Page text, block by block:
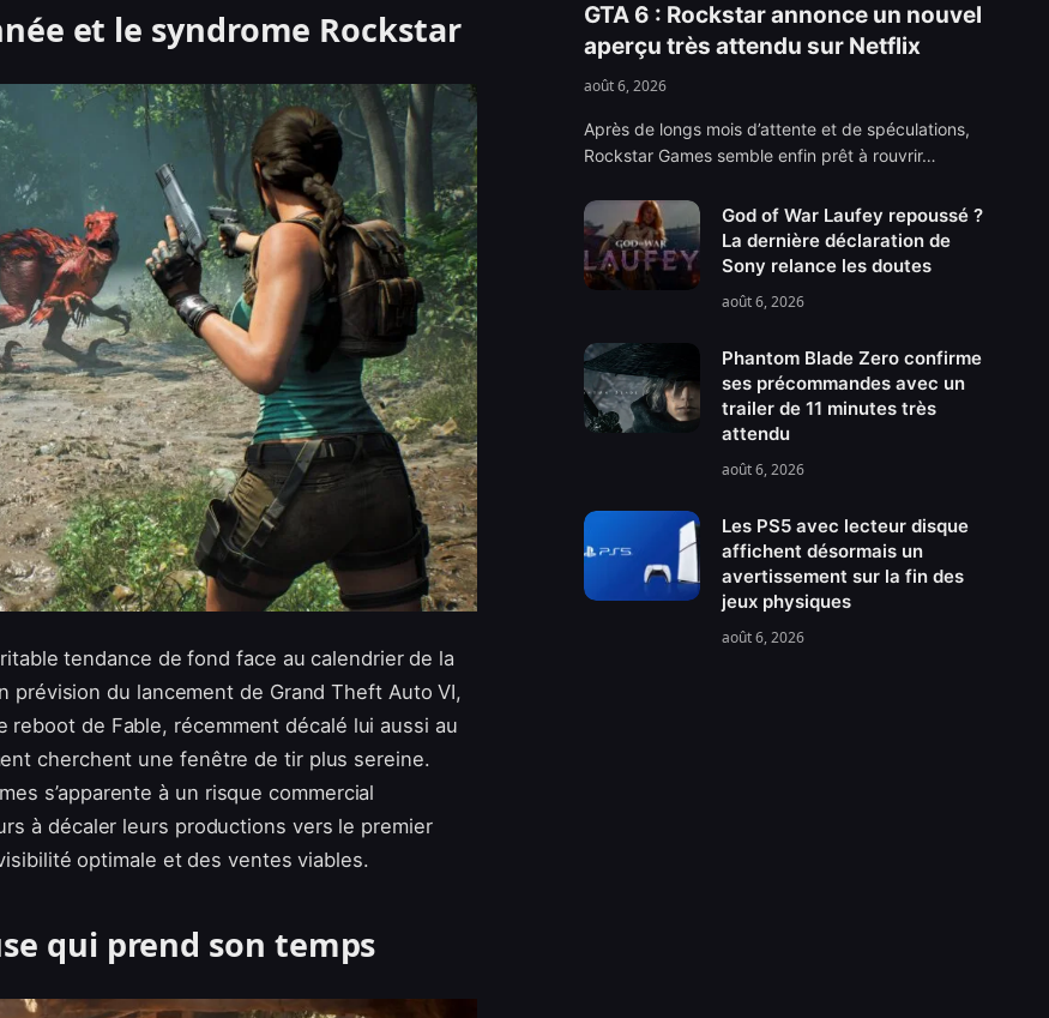
et le syndrome Rockstar
tendance de fond face au calendrier de la
prévision du lancement de Grand Theft Auto VI,
de Fable, récemment décalé lui aussi au
cherchent une fenêtre de tir plus sereine.
s’apparente à un risque commercial
à décaler leurs productions vers le premier
optimale et des ventes viables.
qui prend son temps
GTA 6 : Rockstar annonce un nouvel
aperçu très attendu sur Netflix
août 6, 2026
Après de longs mois d’attente et de spéculations,
Rockstar Games semble enfin prêt à rouvrir…
God of War Laufey repoussé ?
La dernière déclaration de
Sony relance les doutes
août 6, 2026
Phantom Blade Zero confirme
ses précommandes avec un
trailer de 11 minutes très
attendu
août 6, 2026
Les PS5 avec lecteur disque
affichent désormais un
avertissement sur la fin des
jeux physiques
août 6, 2026